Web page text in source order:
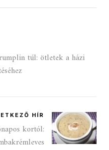
túl: ötletek a házi
HÍR
kortól: